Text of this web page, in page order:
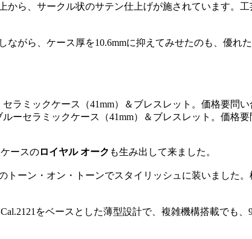
ら、サークル状のサテン仕上げが施されています。
がら、ケース厚を10.6mmに抑えてみせたのも、優れた
ーセラミックケース（41mm）＆ブレスレット。価格
ースのロイヤル オーク も生み出して来ました。
ーン・オン・トーンでスタイリッシュに装いました
をベースとした薄型設計で、複雑機構搭載でも